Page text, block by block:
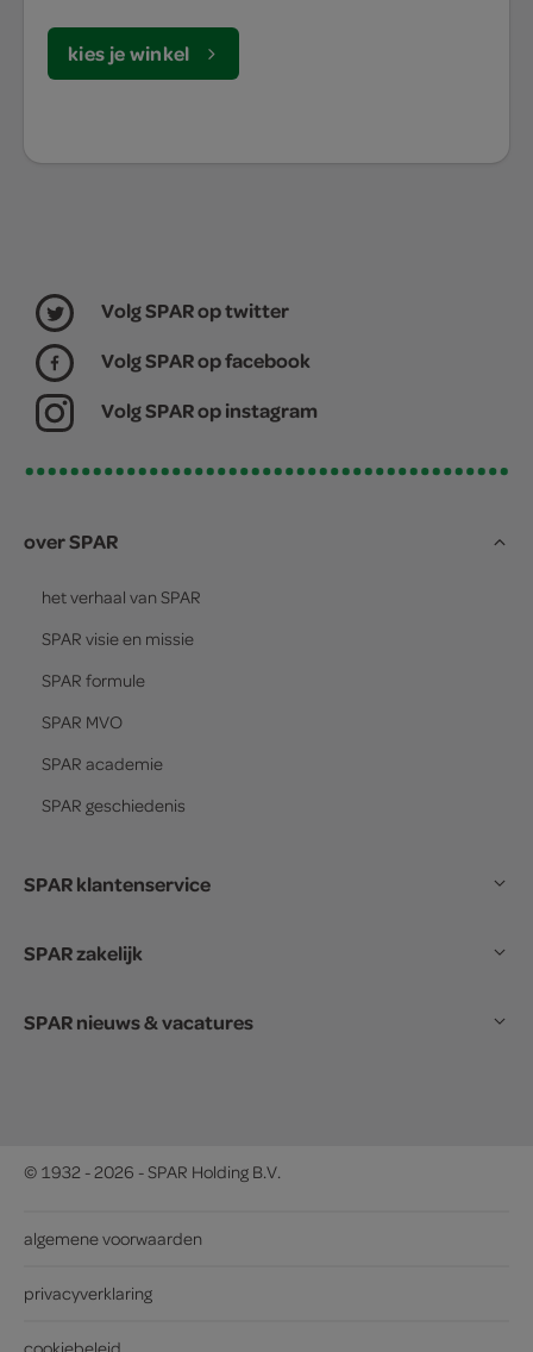
kies je winkel
Volg SPAR op twitter
Volg SPAR op facebook
Volg SPAR op instagram
over SPAR
het verhaal van SPAR
SPAR visie en missie
SPAR formule
SPAR MVO
SPAR academie
SPAR geschiedenis
SPAR klantenservice
SPAR zakelijk
SPAR nieuws & vacatures
© 1932 - 2026 - SPAR Holding B.V.
algemene voorwaarden
privacyverklaring